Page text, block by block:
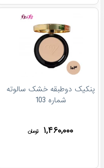
پنکیک دوطبقه خشک سالوته
شماره 103
۱,۴۶۰,۰۰۰ تومان